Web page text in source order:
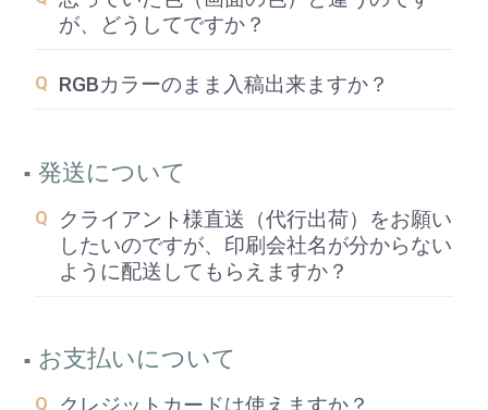
が、どうしてですか？
RGBカラーのまま入稿出来ますか？
発送について
クライアント様直送（代行出荷）をお願い
したいのですが、印刷会社名が分からない
ように配送してもらえますか？
お支払いについて